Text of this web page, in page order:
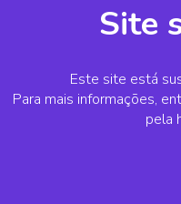
Site
Este site está
Para mais informações,
pela